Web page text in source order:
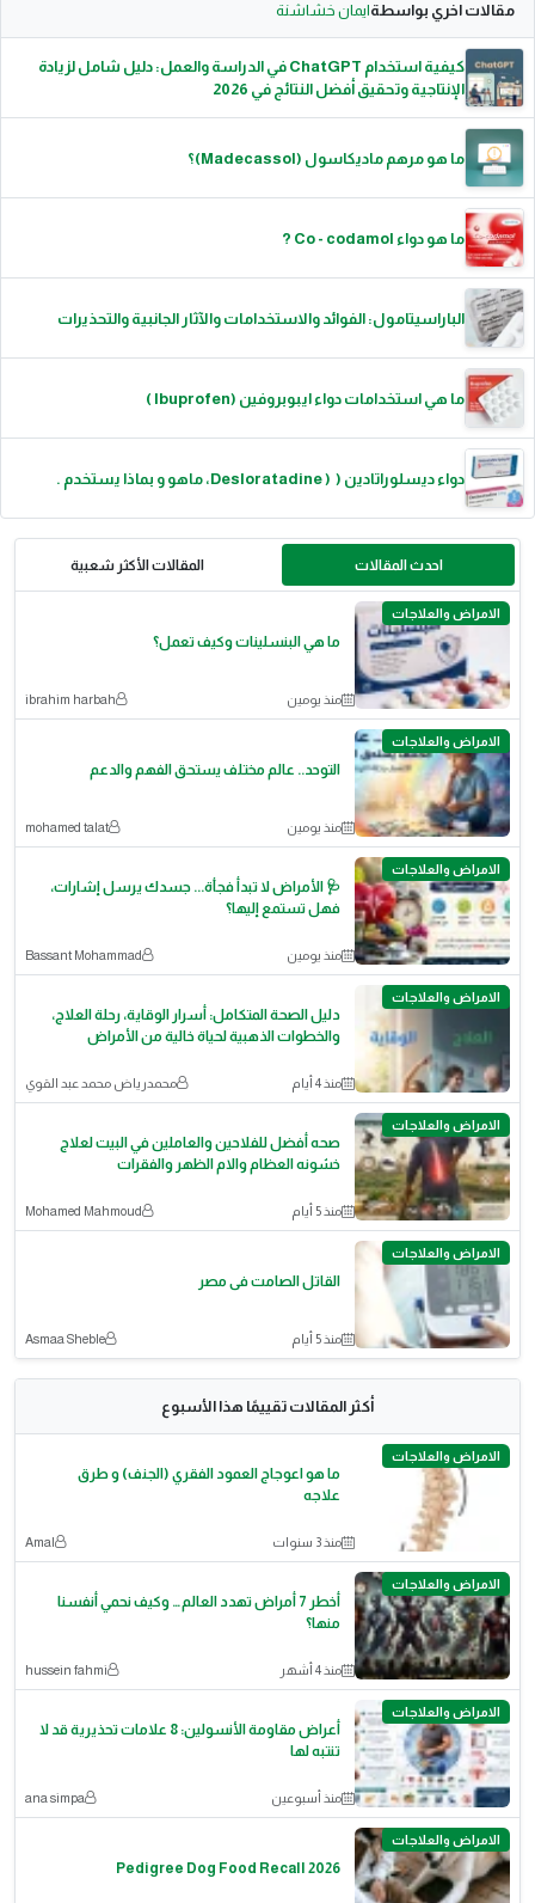
مقالات اخري بواسطةايمان خشاشنة
كيفية استخدام ChatGPT في الدراسة والعمل: دليل شامل لزيادة
الإنتاجية وتحقيق أفضل النتائج في 2026
ما هو مرهم ماديكاسول (Madecassol)؟
ما هو دواء Co - codamol ?
الباراسيتامول: الفوائد والاستخدامات والآثار الجانبية والتحذيرات
ما هي استخدامات دواء ايبوبروفين (Ibuprofen )
دواء ديسلوراتادين ( ( Desloratadine، ماهو و بماذا يستخدم .
احدث المقالات المقالات الأكثر شعبية
الامراض والعلاجات
ما هي البنسلينات وكيف تعمل؟
منذ يومين ibrahim harbah
الامراض والعلاجات
التوحد.. عالم مختلف يستحق الفهم والدعم
منذ يومين mohamed talat
الامراض والعلاجات
🩺 الأمراض لا تبدأ فجأة... جسدك يرسل إشارات،
فهل تستمع إليها؟
منذ يومين Bassant Mohammad
الامراض والعلاجات
دليل الصحة المتكامل: أسرار الوقاية، رحلة العلاج،
والخطوات الذهبية لحياة خالية من الأمراض
منذ 4 أيام محمدرياض محمد عبد القوي
الامراض والعلاجات
صحه أفضل للفلاحين والعاملين في البيت لعلاج
خشونه العظام والام الظهر والفقرات
منذ 5 أيام Mohamed Mahmoud
الامراض والعلاجات
القاتل الصامت فى مصر
منذ 5 أيام Asmaa Sheble
أكثر المقالات تقييمًا هذا الأسبوع
الامراض والعلاجات
ما هو اعوجاج العمود الفقري (الجنف) و طرق
علاجه
منذ 3 سنوات Amal
الامراض والعلاجات
أخطر 7 أمراض تهدد العالم… وكيف نحمي أنفسنا
منها؟
منذ 4 أشهر hussein fahmi
الامراض والعلاجات
أعراض مقاومة الأنسولين: 8 علامات تحذيرية قد لا
تنتبه لها
منذ أسبوعين ana simpa
الامراض والعلاجات
Pedigree Dog Food Recall 2026